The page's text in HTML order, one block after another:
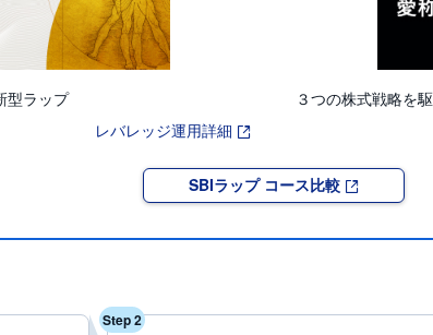
型ラップ
レバレッジ運用詳細
３つの株式戦略を
SBIラップ コース比較
Step 2